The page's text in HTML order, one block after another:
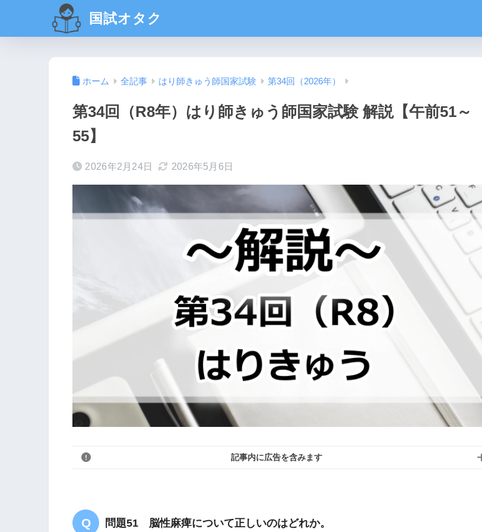
国試オタク
ホーム 全記事 はり師きゅう師国家試験 第34回（2026年）
第34回（R8年）はり師きゅう師国家試験 解説【午前51～
55】
2026年2月24日 2026年5月6日
記事内に広告を含みます
問題51 脳性麻痺について正しいのはどれか。